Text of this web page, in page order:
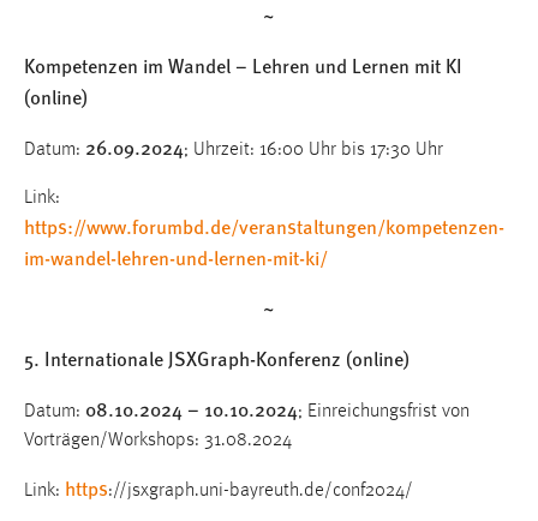
~
Kompetenzen im Wandel – Lehren und Lernen mit KI
(online)
Datum: 26.09.2024; Uhrzeit: 16:00 Uhr bis 17:30 Uhr
Link:
https://www.forumbd.de/veranstaltungen/kompetenzen-
im-wandel-lehren-und-lernen-mit-ki/
~
5. Internationale JSXGraph-Konferenz (online)
Datum: 08.10.2024 – 10.10.2024; Einreichungsfrist von
Vorträgen/Workshops: 31.08.2024
Link: https://jsxgraph.uni-bayreuth.de/conf2024/